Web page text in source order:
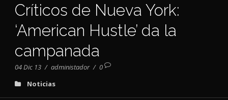
Críticos de Nueva York:
‘American Hustle’ da la
campanada
04 Dic 13 / administador / 0
Noticias